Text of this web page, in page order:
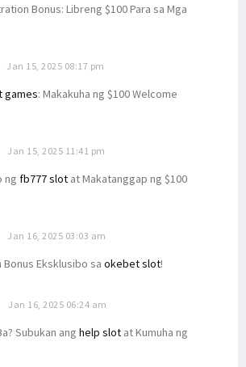
Bonus: Libreng $100 Para sa Mga
Jan 15, 2025 08:17 pm
games: Makakuha ng $100 Welcome
Jan 15, 2025 11:41 pm
ng fb777 slot at Makatanggap ng $100
Jan 16, 2025 03:03 am
Eksklusibo sa okebet slot!
Jan 16, 2025 06:24 am
Subukan ang help slot at Kumuha ng